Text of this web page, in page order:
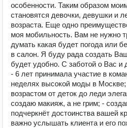
особенности. Таким образом
становятся девочки, девушки и
возраста. Еще одно
моя мобильность. Вам не нужно
думать какая будет погода или
в салон. Я буду рада создать
будет удобно. С заботой о Вас и
- 6 лет принимала участие в
неделях высокой моды в
возрастом от деток до леди
создаю макияж, а не грим; -
подчеркнёт достоинства вашей
важно услышать клиента и его